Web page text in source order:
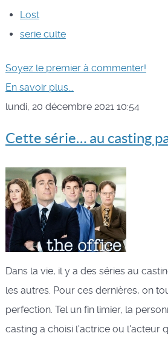
Lost
serie culte
Soyez le premier à commenter!
En savoir plus...
lundi, 20 décembre 2021 10:54
Cette série… au casting
Dans la vie, il y a des séries au
les autres. Pour ces dernières, on
perfection. Tel un fin limier, la
casting a choisi l'actrice ou l'acteur